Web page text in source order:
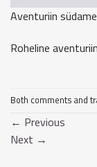
Aventuriin
Roheline
Both comments and
← Previous
Next →